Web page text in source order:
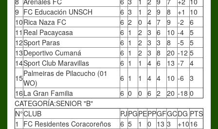
9 FC Educación UNSCH 6 3 1 2 9 8 +1
10
10Rica Naza FC 6 2 0 4 7 9 -2
6
11 Real Pacaycasa 6 1 2 3 6 10 -4 5
12Sport Paras 6 1 2 3 3 8 -5 5
13Deportivo Cumaná 6 1 2 3 8 20 -12 5
14Sport Club Maravillas 6 1 1 4 6 13 -7 4
15Palmeiras de Pilacucho (01
WO)
6 1 1 4 4 10 -6
3
16La Gran Familia 6 0 0 6 2 20 -18 0
CATEGORÍA:SENIOR "B"
N°CLUB PJPGPEPPGFGCDG PTS
1
FC Residentes Coracoreños 6 5 1 0 13 3 +1016